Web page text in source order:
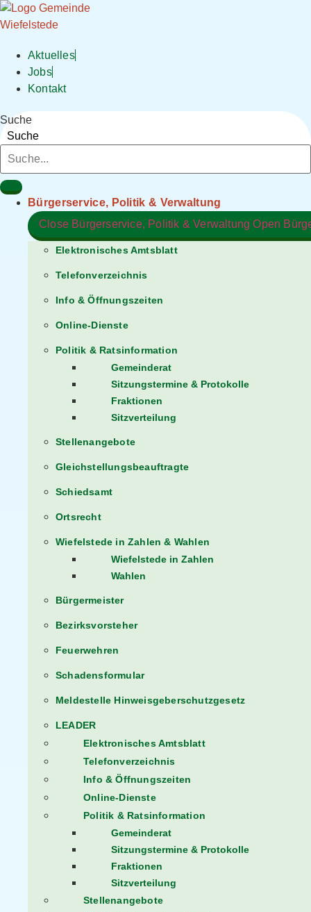
Zum
Inhalt
Aktuelles
Jobs
Kontakt
Suche
Suche
Bürgerservice, Politik & Verwaltung​
Close Bürgerservice, Politik & Verwaltung​ Open
Elektronisches Amtsblatt
Telefonverzeichnis
Info & Öffnungszeiten
Online-Dienste
Politik & Ratsinformation
Gemeinderat
Sitzungstermine & Protokolle
Fraktionen
Sitzverteilung
Stellenangebote
Gleichstellungsbeauftragte
Schiedsamt
Ortsrecht
Wiefelstede in Zahlen & Wahlen
Wiefelstede in Zahlen
Wahlen
Bürgermeister
Bezirksvorsteher
Feuerwehren
Schadensformular
Meldestelle Hinweisgeberschutzgesetz
LEADER
Elektronisches Amtsblatt
Telefonverzeichnis
Info & Öffnungszeiten
Online-Dienste
Politik & Ratsinformation
Gemeinderat
Sitzungstermine & Protokolle
Fraktionen
Sitzverteilung
Stellenangebote